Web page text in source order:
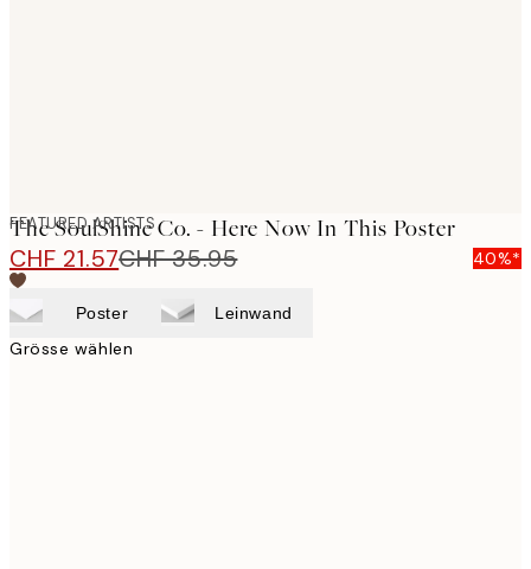
FEATURED ARTISTS
The SoulShine Co. - Here Now In This Poster
CHF 21.57CHF 35.95 40%*
Poster Leinwand
Grösse wählen